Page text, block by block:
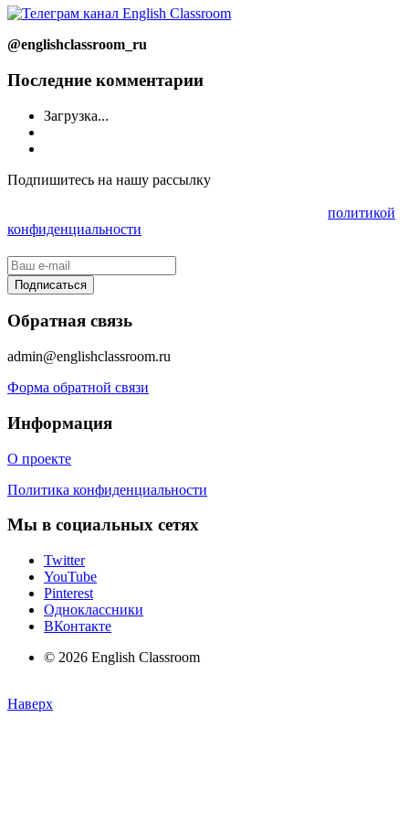
@englishclassroom_ru
Последние комментарии
Загрузка...
Подпишитесь на нашу рассылку
политикой
конфиденциальности
Обратная связь
admin@englishclassroom.ru
Форма обратной связи
Информация
О проекте
Политика конфиденциальности
Мы в социальных сетях
Twitter
YouTube
Pinterest
Одноклассники
ВКонтакте
© 2026 English Classroom
Наверх